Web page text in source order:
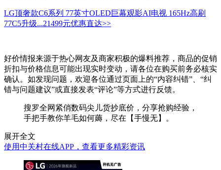
LG顶奢款C6系列 77英寸OLED巨幕观影AI电视 165Hz高刷
77C5升级...21499元优惠直达>>
好价情报来源于热心网友及商家积极的爆料推荐，商品的促销
折扣与价格信息可能出现实时变动，请各位在购买前务必核实
确认。如发现问题，欢迎各位通过页面上的“内容纠错”、“纠
错与问题建议”或直接发表“评论”等方式进行反馈。
搜罗全网紧俏数码尖儿货抄底价，分享抢购经验，
手把手教你羊毛如何薅，尽在【手慢无】。
展开全文
使用中关村在线APP，查看更多精彩资讯